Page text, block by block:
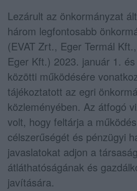
Lezárult az önkormányzat
három legfontosabb
(EVAT Zrt., Eger Termál
Eger Kft.) 2023. január 1.
közötti működésére
tájékoztatott az egri
közleményében. Az átfogó
volt, hogy feltárja a
célszerűségét és pénzügyi
javaslatokat adjon a
átláthatóságának és
javítására.